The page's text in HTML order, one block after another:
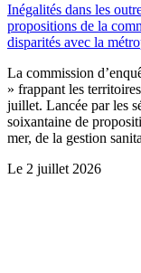
Inégalités dans les
propositions de la
disparités avec la
La commission
» frappant les
juillet. Lancée par les
soixantaine de
mer, de la gestion
Le 2 juillet 2026